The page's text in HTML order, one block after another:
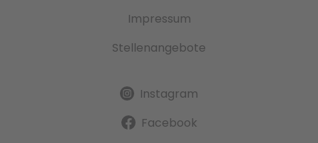
Impressum
Stellenangebote
Instagram
Facebook